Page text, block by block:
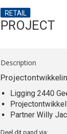
RETAIL
PROJECT
Description
Ligging 2440
Partner Willy
Deel dit pand via: